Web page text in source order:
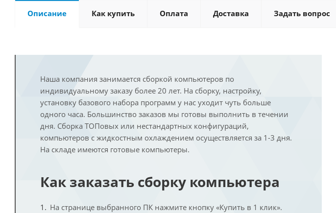
Описание Как купить Оплата Доставка Задать вопрос
Наша компания занимается сборкой компьютеров по
индивидуальному заказу более 20 лет. На сборку, настройку,
установку базового набора программ у нас уходит чуть больше
одного часа. Большинство заказов мы готовы выполнить в течении
дня. Сборка ТОПовых или нестандартных конфигураций,
компьютеров с жидкостным охлаждением осуществляется за 1-3 дня.
На складе имеются готовые компьютеры.
Как заказать сборку компьютера
На странице выбранного ПК нажмите кнопку «Купить в 1 клик».